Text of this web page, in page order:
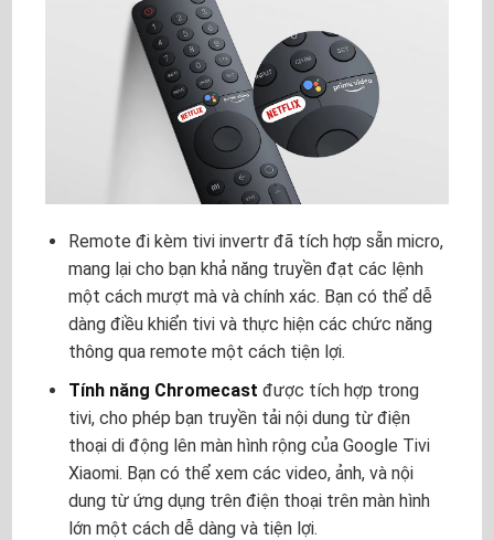
Remote đi kèm tivi invertr đã tích hợp sẵn micro,
mang lại cho bạn khả năng truyền đạt các lệnh
một cách mượt mà và chính xác. Bạn có thể dễ
dàng điều khiển tivi và thực hiện các chức năng
thông qua remote một cách tiện lợi.
Tính năng Chromecast được tích hợp trong
tivi, cho phép bạn truyền tải nội dung từ điện
thoại di động lên màn hình rộng của Google Tivi
Xiaomi. Bạn có thể xem các video, ảnh, và nội
dung từ ứng dụng trên điện thoại trên màn hình
lớn một cách dễ dàng và tiện lợi.